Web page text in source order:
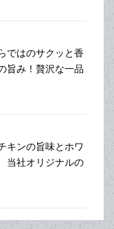
ではのサクッと香
旨み！贅沢な一品
キンの旨味とホワ
当社オリジナルの